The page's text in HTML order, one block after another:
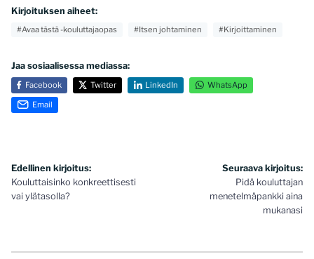
Kirjoituksen aiheet:
#Avaa tästä -kouluttajaopas #Itsen johtaminen #Kirjoittaminen
Jaa sosiaalisessa mediassa:
Facebook Twitter LinkedIn WhatsApp
Email
Artikkelien
selaus
Edellinen kirjoitus:
Kouluttaisinko konkreettisesti
vai ylätasolla?
Seuraava kirjoitus:
Pidä kouluttajan
menetelmäpankki aina
mukanasi